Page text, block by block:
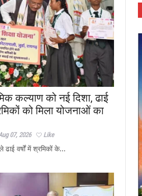
कल्याण को नई दिशा, ढाई
को मिला योजनाओं का
07, 2026 Like
ढाई वर्षों में श्रमिकों के...